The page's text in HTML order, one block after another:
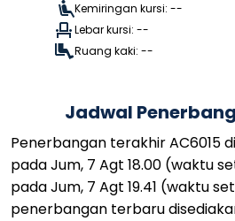
Kemiringan kursi: --
Lebar kursi: --
Ruang kaki: --
Jadwal
Penerbangan terakhir AC6015
pada Jum, 7 Agt 18.00 (waktu
pada Jum, 7 Agt 19.41 (waktu
penerbangan terbaru